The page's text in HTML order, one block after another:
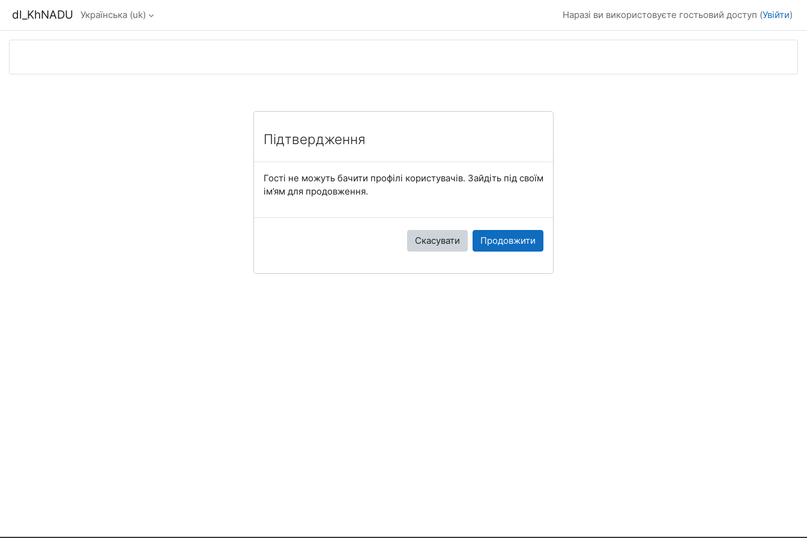
dl_KhNADU Українська ‎(uk)‎ Наразі ви використовуєте гостьовий доступ (Увійти)
Підтвердження
Гості не можуть бачити профілі користувачів. Зайдіть під своїм
ім’ям для продовження.
Скасувати Продовжити